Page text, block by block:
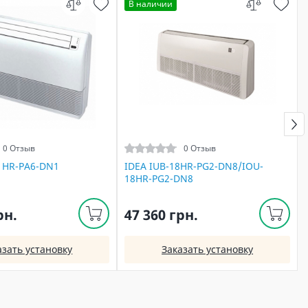
0 Отзыв
PA6-DN1
установку
В наличии
0 Отзыв
IDEA IUB-18HR-PG2-DN8/IOU-
18HR-PG2-DN8
47 360 грн.
Заказать установку